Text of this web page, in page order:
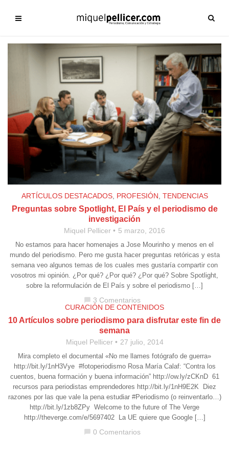
ARTÍCULOS DESTACADOS, PROFESIÓN TENDENCIAS
Preguntas sobre Spotlight, El País y el periodismo de
investigación
Miquel Pellicer 5 marzo, 2016
No estamos para hacer homenajes a Jose Mourinho y menos en el
mundo del periodismo. Pero me gusta hacer preguntas retóricas y esta
semana veo algunos temas de los cuales mes gustaría compartir con
vosotros mi opinión. ¿Por qué? ¿Por qué? ¿Por qué? Sobre Spotlight,
sobre la reformulación de El País y sobre el periodismo […]
chat_bubble 3 Comentarios
CURACIÓN DE CONTENIDOS
10 Artículos sobre periodismo para disfrutar este fin de
semana
Miquel Pellicer 27 julio, 2014
Mira completo el documental «No me llames fotógrafo de guerra»
http://bit.ly/1nH3Vye #fotoperiodismo Rosa María Calaf: “Contra los
cuentos, buena formación y buena información” http://ow.ly/zCKnD 61
recursos para periodistas emprendedores http://bit.ly/1nH9E2K Diez
razones por las que vale la pena estudiar #Periodismo (o reinventarlo…)
http://bit.ly/1zb8ZPy Welcome to the future of The Verge
http://theverge.com/e/5697402 La UE quiere que Google […]
chat_bubble 0 Comentarios